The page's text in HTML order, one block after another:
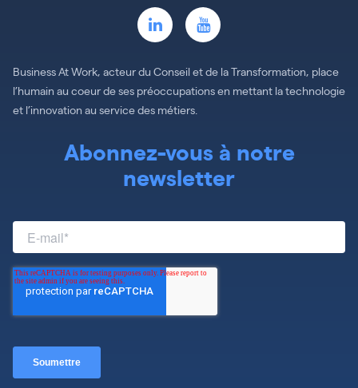
Business At Work, acteur du Conseil et de la Transformation, place
l’humain au coeur de ses préoccupations en mettant la technologie
et l’innovation au service des métiers.
Abonnez-vous à notre
newsletter